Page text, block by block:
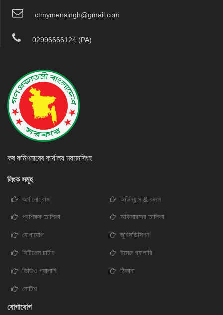
ctmymensingh@gmail.com
02996666124 (PA)
কর কমিশনারের কার্যালয় ময়মনসিংহ
লিংক সমূহ
অর্গানোগ্রাম অর্ডিন্যান্স & রুলস
প্রশিক্ষক তালিকা অফিসারদের তালিকা
যোগাযোগ জুরিসডিসিশন
সিটিজেন চার্টার ইমেজ গ্যালারি
ভিডিও গ্যালারি ঠিকানা
নোটিশ
যোগাযোগ